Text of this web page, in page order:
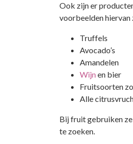
Ook zijn er
voorbeelden hiervan
Truffels
Avocado’s
Amandelen
Wijnen bier
Fruitsoorten
Alle
Bij fruit gebruiken
te zoeken.